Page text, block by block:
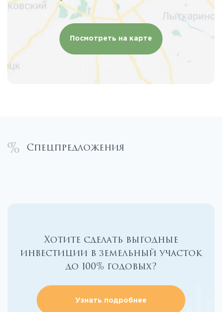
Посмотреть на карте
Спецпредложения
Хотите сделать выгодные
инвестиции в земельный участок
до 100% годовых?
Узнать подробнее